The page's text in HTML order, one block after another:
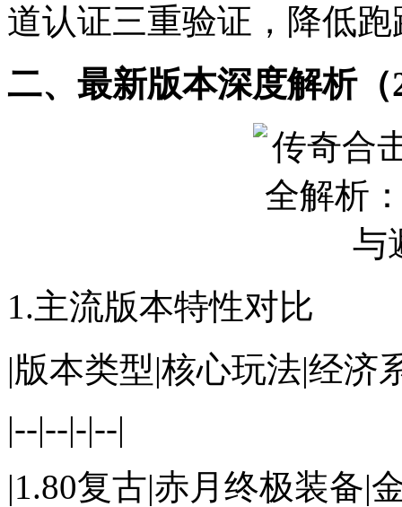
道认证三重验证，降低
二、最新版本深度解析（
1.主流版本特性对比
|版本类型|核心玩法|经济
|--|--|-|--|
|1.80复古|赤月终极装备|